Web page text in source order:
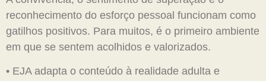
reconhecimento do esforço pessoal funcionam como
gatilhos positivos. Para muitos, é o primeiro ambiente
em que se sentem acolhidos e valorizados.
• EJA adapta o conteúdo à realidade adulta e